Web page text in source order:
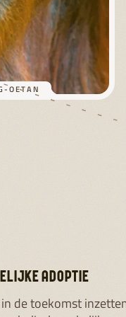
OETAN
ADOPTIE
de toekomst